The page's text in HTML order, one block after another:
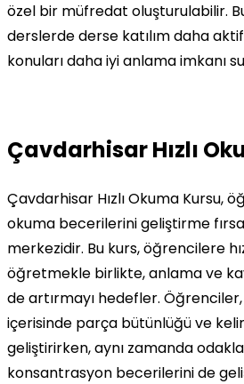
özel bir müfredat oluşturulabilir.
derslerde derse katılım daha
konuları daha iyi anlama imkanı
Çavdarhisar Hızlı
Çavdarhisar Hızlı Okuma Kursu,
okuma becerilerini geliştirme
merkezidir. Bu kurs, öğrencilere
öğretmekle birlikte, anlama ve
de artırmayı hedefler.
içerisinde parça bütünlüğü ve
geliştirirken, aynı zamanda
konsantrasyon becerilerini de